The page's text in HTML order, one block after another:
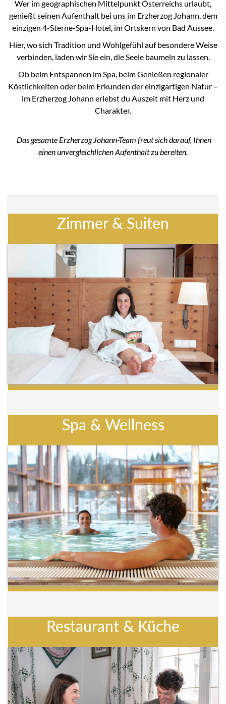
Wer im geographischen Mittelpunkt Österreichs urlaubt,
genießt seinen Aufenthalt bei uns im Erzherzog Johann, dem
einzigen 4-Sterne-Spa-Hotel, im Ortskern von Bad Aussee.
Hier, wo sich Tradition und Wohlgefühl auf besondere Weise
verbinden, laden wir Sie ein, die Seele baumeln zu lassen.
Ob beim Entspannen im Spa, beim Genießen regionaler
Köstlichkeiten oder beim Erkunden der einzigartigen Natur –
im Erzherzog Johann erlebst du Auszeit mit Herz und
Charakter.
Das gesamte Erzherzog Johann-Team freut sich darauf, Ihnen
einen unvergleichlichen Aufenthalt zu bereiten.
Zimmer & Suiten
Spa & Wellness
Restaurant & Küche